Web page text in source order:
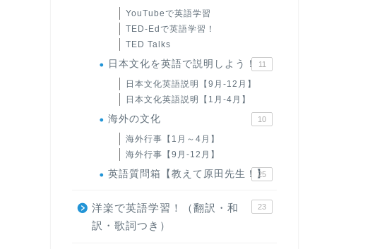
YouTubeで英語学習
TED-Edで英語学習！
TED Talks
日本文化を英語で説明しよう！ 11
日本文化英語説明【9月-12月】
日本文化英語説明【1月-4月】
海外の文化 10
海外行事【1月～4月】
海外行事【9月-12月】
英語質問箱【教えて原田先生！】
25
洋楽で英語学習！（翻訳・和
訳・歌詞つき）
23